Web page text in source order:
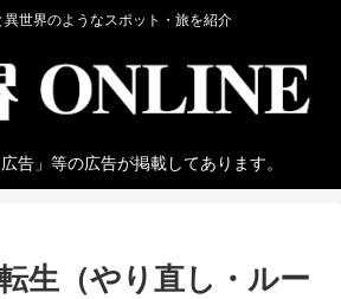
異世界のようなスポット・旅を紹介
告」等の広告が掲載してあります。
生（やり直し・ルー